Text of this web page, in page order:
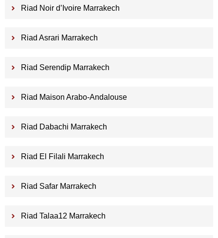
Riad Noir d’Ivoire Marrakech
Riad Asrari Marrakech
Riad Serendip Marrakech
Riad Maison Arabo-Andalouse
Riad Dabachi Marrakech
Riad El Filali Marrakech
Riad Safar Marrakech
Riad Talaa12 Marrakech